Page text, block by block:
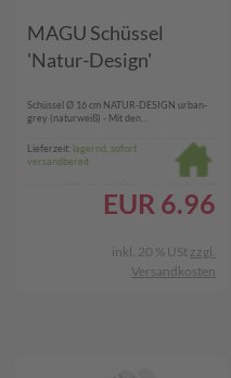
MAGU Schüssel
'Natur-Design'
Schüssel Ø 16 cm NATUR-DESIGN urban-
grey (naturweiß) - Mit den...
Lieferzeit: lagernd, sofort
versandbereit
EUR 6.96
inkl. 20 % USt zzgl.
Versandkosten